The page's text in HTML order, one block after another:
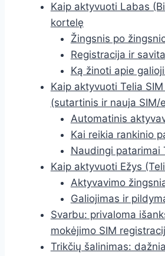
Kaip aktyvuoti Labas
kortelę
Žingsnis po
Registracija ir
Ką žinoti apie
Kaip aktyvuoti Telia
(sutartinis ir nauja SIM/
Automatinis
Kai reikia rankinio
Naudingi patarimai
Kaip aktyvuoti Ežys
Aktyvavimo
Galiojimas ir
Svarbu: privaloma
mokėjimo SIM
Trikčių šalinimas: